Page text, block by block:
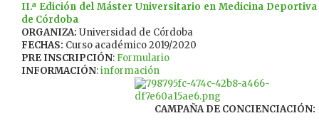
II.ª Edición del Máster Universitario en Medicina
de Córdoba
ORGANIZA: Universidad de Córdoba
FECHAS: Curso académico 2019/2020
PRE INSCRIPCIÓN: Formulario
INFORMACIÓN:información
CAMPAÑA DE CONCIENCIACIÓN: